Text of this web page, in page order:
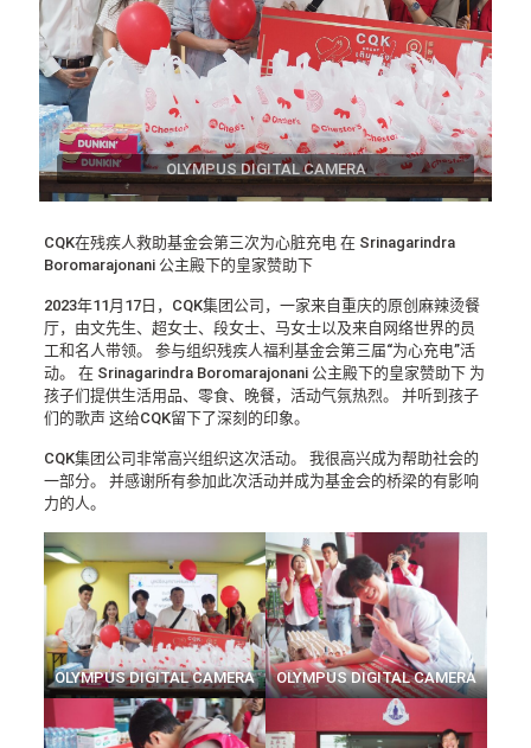
OLYMPUS DIGITAL CAMERA
CQK在残疾人救助基金会第三次为心脏充电 在 Srinagarindra
Boromarajonani 公主殿下的皇家赞助下
2023年11月17日，CQK集团公司，一家来自重庆的原创麻辣烫餐
厅，由文先生、超女士、段女士、马女士以及来自网络世界的员
工和名人带领。 参与组织残疾人福利基金会第三届“为心充电”活
动。 在 Srinagarindra Boromarajonani 公主殿下的皇家赞助下 为
孩子们提供生活用品、零食、晚餐，活动气氛热烈。 并听到孩子
们的歌声 这给CQK留下了深刻的印象。
CQK集团公司非常高兴组织这次活动。 我很高兴成为帮助社会的
一部分。 并感谢所有参加此次活动并成为基金会的桥梁的有影响
力的人。
OLYMPUS DIGITAL CAMERA OLYMPUS DIGITAL CAMERA